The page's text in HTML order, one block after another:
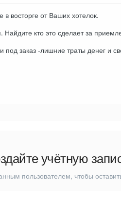
в восторге от Ваших хотелок.
Найдите кто это сделает за
заказ -лишние траты денег и
учётную
пользователем, чтобы